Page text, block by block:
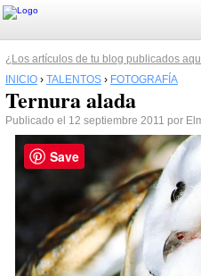
¿Los artículos de tu blog publicados
INICIO › TALENTOS › FOTOGRAFÍA
Ternura alada
Publicado el 12 septiembre 2011 por
Save